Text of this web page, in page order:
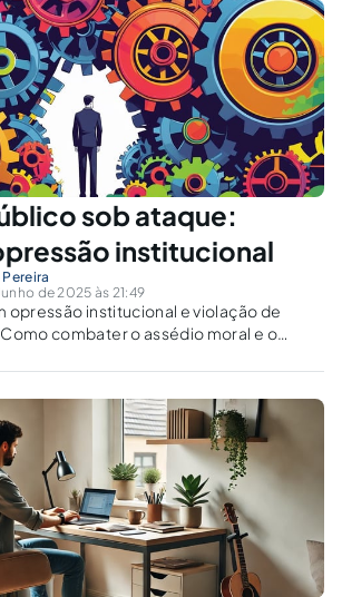
sob ataque:
institucional
de 2025 às 21:49
opressão institucional e violação de
combater o assédio moral e o